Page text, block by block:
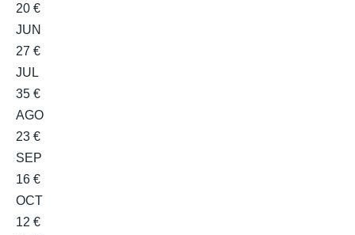
20 €
JUN
27 €
JUL
35 €
AGO
23 €
SEP
16 €
OCT
12 €